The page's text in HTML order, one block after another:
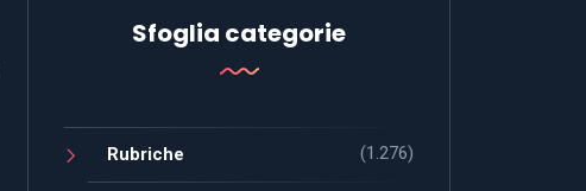
Sfoglia categorie
Rubriche (1.276)